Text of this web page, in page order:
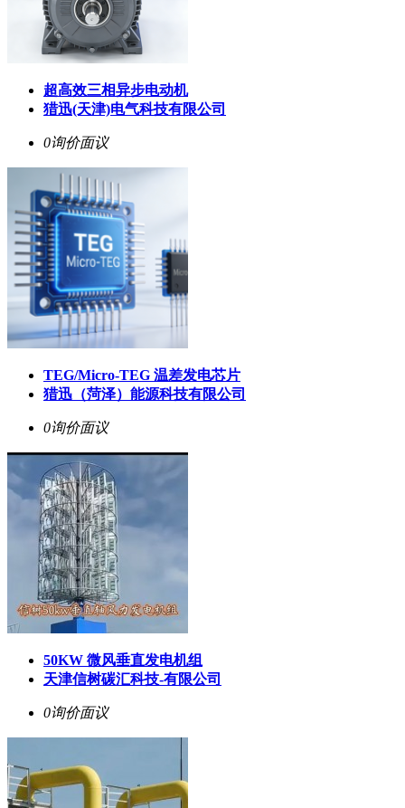
超高效三相异步电动机
猎迅(天津)电气科技有限公司
0询价面议
TEG/Micro-TEG 温差发电芯片
猎迅（菏泽）能源科技有限公司
0询价面议
50KW 微风垂直发电机组
天津信树碳汇科技-有限公司
0询价面议